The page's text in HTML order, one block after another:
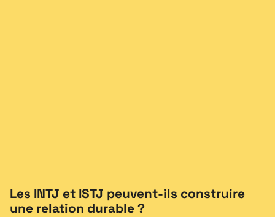
Les INTJ et ISTJ peuvent-ils construire
une relation durable ?